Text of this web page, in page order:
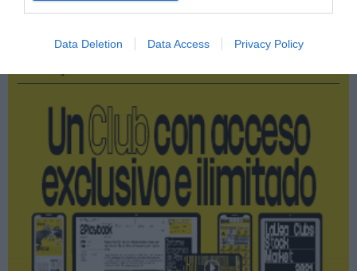
Data Deletion Data Access Privacy Policy